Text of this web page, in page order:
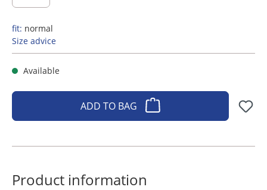
fit: normal
Size advice
Available
ADD TO BAG
Product information